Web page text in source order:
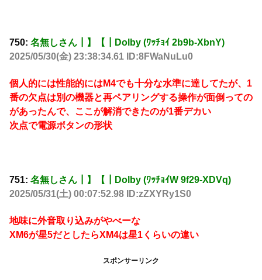
750: 名無しさん┃】【┃Dolby (ﾜｯﾁｮｲ 2b9b-XbnY)
2025/05/30(金) 23:38:34.61 ID:8FWaNuLu0
個人的には性能的にはM4でも十分な水準に達してたが、1
番の欠点は別の機器と再ペアリングする操作が面倒っての
があったんで、ここが解消できたのが1番デカい
次点で電源ボタンの形状
751: 名無しさん┃】【┃Dolby (ﾜｯﾁｮｲW 9f29-XDVq)
2025/05/31(土) 00:07:52.98 ID:zZXYRy1S0
地味に外音取り込みがやべーな
XM6が星5だとしたらXM4は星1くらいの違い
スポンサーリンク